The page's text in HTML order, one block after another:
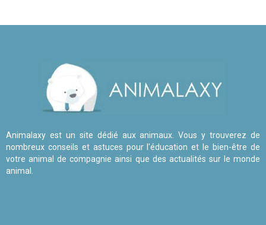
Animalaxy est un site dédié aux animaux. Vous y trouverez de
nombreux conseils et astuces pour l'éducation et le bien-être de
votre animal de compagnie ainsi que des actualités sur le monde
animal.